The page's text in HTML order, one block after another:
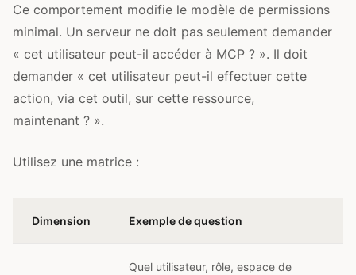
Ce comportement modifie le modèle de permissions
minimal. Un serveur ne doit pas seulement demander
« cet utilisateur peut-il accéder à MCP ? ». Il doit
demander « cet utilisateur peut-il effectuer cette
action, via cet outil, sur cette ressource,
maintenant ? ».
Utilisez une matrice :
Dimension Exemple de question
Quel utilisateur, rôle, espace de